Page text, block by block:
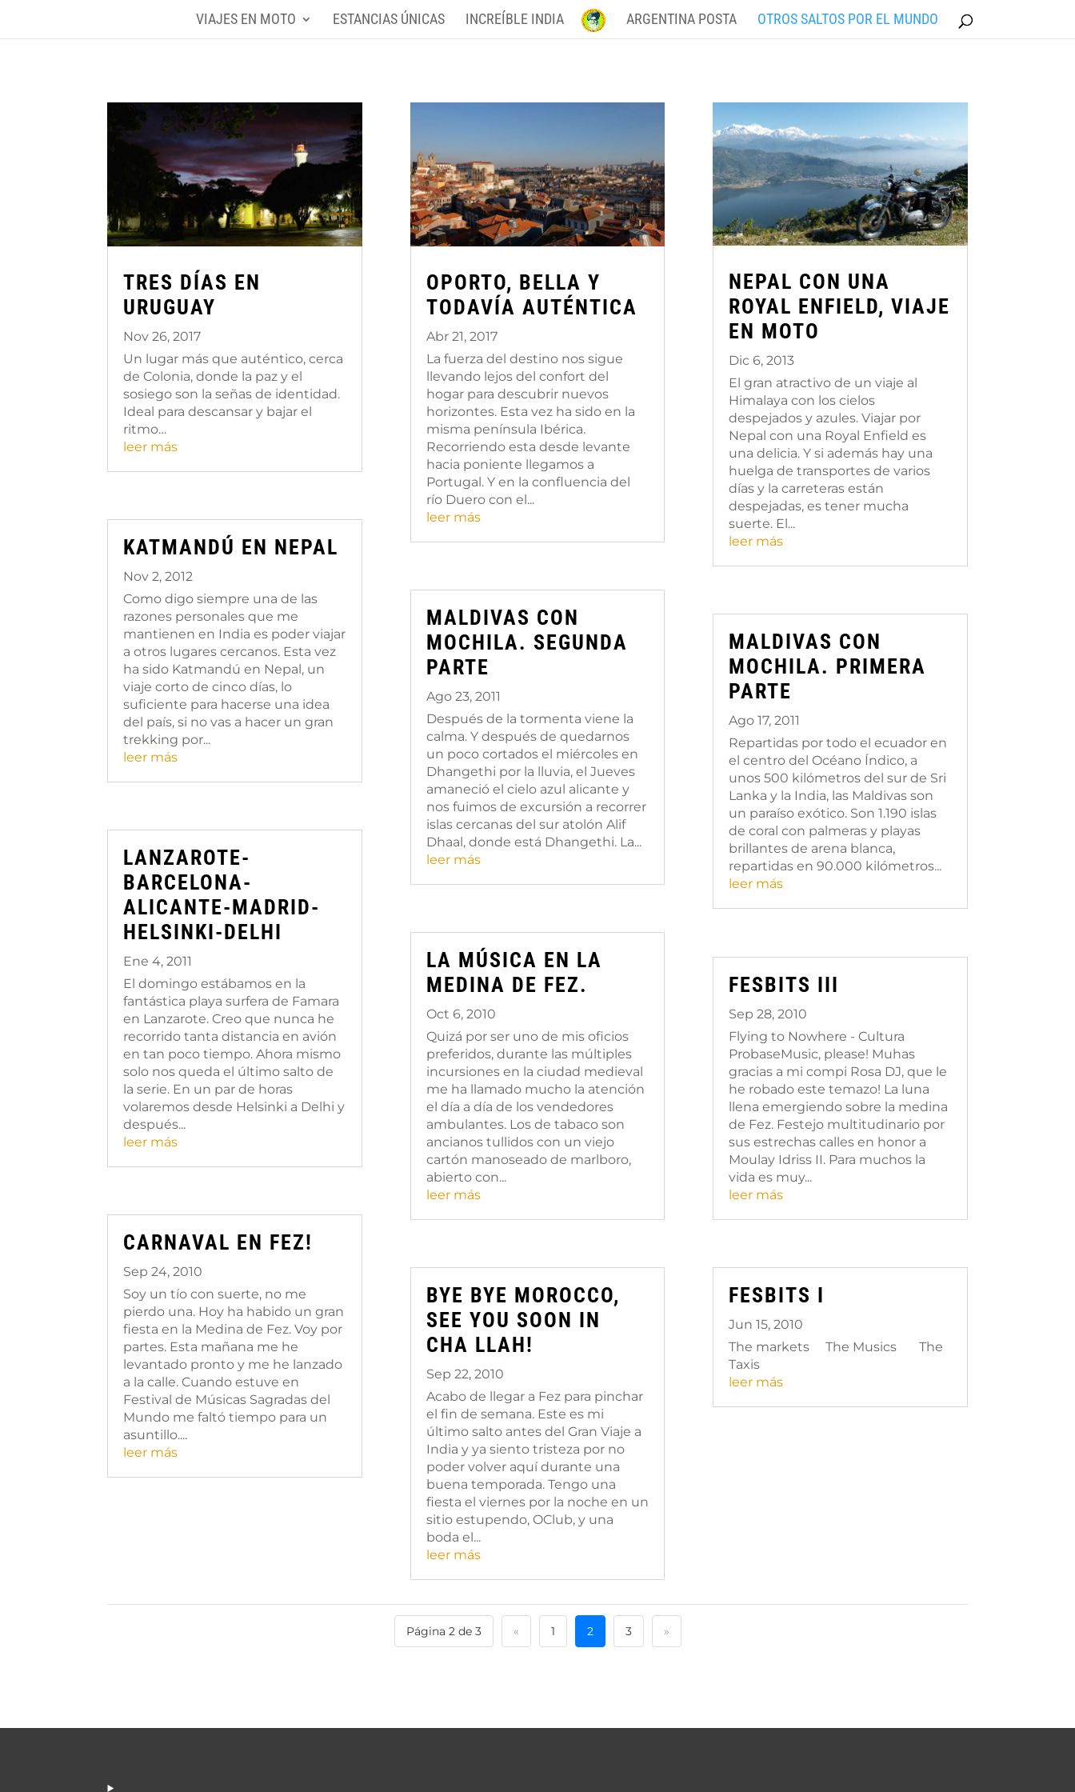
VIAJES EN MOTO ESTANCIAS ÚNICAS INCREÍBLE INDIA ARGENTINA POSTA OTROS SALTOS POR EL MUNDO
TRES DÍAS EN
URUGUAY
Nov 26, 2017
Un lugar más que auténtico, cerca
de Colonia, donde la paz y el
sosiego son la señas de identidad.
Ideal para descansar y bajar el
ritmo…
leer más
KATMANDÚ EN NEPAL
Nov 2, 2012
Como digo siempre una de las
razones personales que me
mantienen en India es poder viajar
a otros lugares cercanos. Esta vez
ha sido Katmandú en Nepal, un
viaje corto de cinco días, lo
suficiente para hacerse una idea
del país, si no vas a hacer un gran
trekking por...
leer más
LANZAROTE-
BARCELONA-
ALICANTE-MADRID-
HELSINKI-DELHI
Ene 4, 2011
El domingo estábamos en la
fantástica playa surfera de Famara
en Lanzarote. Creo que nunca he
recorrido tanta distancia en avión
en tan poco tiempo. Ahora mismo
solo nos queda el último salto de
la serie. En un par de horas
volaremos desde Helsinki a Delhi y
después...
leer más
CARNAVAL EN FEZ!
Sep 24, 2010
Soy un tío con suerte, no me
pierdo una. Hoy ha habido un gran
fiesta en la Medina de Fez. Voy por
partes. Esta mañana me he
levantado pronto y me he lanzado
a la calle. Cuando estuve en
Festival de Músicas Sagradas del
Mundo me faltó tiempo para un
asuntillo....
leer más
OPORTO, BELLA Y
TODAVÍA AUTÉNTICA
Abr 21, 2017
La fuerza del destino nos sigue
llevando lejos del confort del
hogar para descubrir nuevos
horizontes. Esta vez ha sido en la
misma península Ibérica.
Recorriendo esta desde levante
hacia poniente llegamos a
Portugal. Y en la confluencia del
río Duero con el...
leer más
MALDIVAS CON
MOCHILA. SEGUNDA
PARTE
Ago 23, 2011
Después de la tormenta viene la
calma. Y después de quedarnos
un poco cortados el miércoles en
Dhangethi por la lluvia, el Jueves
amaneció el cielo azul alicante y
nos fuimos de excursión a recorrer
islas cercanas del sur atolón Alif
Dhaal, donde está Dhangethi. La...
leer más
LA MÚSICA EN LA
MEDINA DE FEZ.
Oct 6, 2010
Quizá por ser uno de mis oficios
preferidos, durante las múltiples
incursiones en la ciudad medieval
me ha llamado mucho la atención
el día a día de los vendedores
ambulantes. Los de tabaco son
ancianos tullidos con un viejo
cartón manoseado de marlboro,
abierto con...
leer más
BYE BYE MOROCCO,
SEE YOU SOON IN
CHA LLAH!
Sep 22, 2010
Acabo de llegar a Fez para pinchar
el fin de semana. Este es mi
último salto antes del Gran Viaje a
India y ya siento tristeza por no
poder volver aquí durante una
buena temporada. Tengo una
fiesta el viernes por la noche en un
sitio estupendo, OClub, y una
boda el...
leer más
NEPAL CON UNA
ROYAL ENFIELD, VIAJE
EN MOTO
Dic 6, 2013
El gran atractivo de un viaje al
Himalaya con los cielos
despejados y azules. Viajar por
Nepal con una Royal Enfield es
una delicia. Y si además hay una
huelga de transportes de varios
días y la carreteras están
despejadas, es tener mucha
suerte. El...
leer más
MALDIVAS CON
MOCHILA. PRIMERA
PARTE
Ago 17, 2011
Repartidas por todo el ecuador en
el centro del Océano Índico, a
unos 500 kilómetros del sur de Sri
Lanka y la India, las Maldivas son
un paraíso exótico. Son 1.190 islas
de coral con palmeras y playas
brillantes de arena blanca,
repartidas en 90.000 kilómetros...
leer más
FESBITS III
Sep 28, 2010
Flying to Nowhere - Cultura
ProbaseMusic, please! Muhas
gracias a mi compi Rosa DJ, que le
he robado este temazo! La luna
llena emergiendo sobre la medina
de Fez. Festejo multitudinario por
sus estrechas calles en honor a
Moulay Idriss II. Para muchos la
vida es muy...
leer más
FESBITS I
Jun 15, 2010
The markets The Musics The
Taxis
leer más
Página 2 de 3 « 1 2 3 »